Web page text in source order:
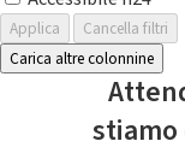
Applica
Cancella filtri
Carica altre colonnine